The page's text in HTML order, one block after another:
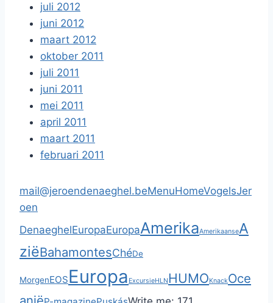
juli 2012
juni 2012
maart 2012
oktober 2011
juli 2011
juni 2011
mei 2011
april 2011
maart 2011
februari 2011
mail@jeroendenaeghel.beMenuHomeVogelsJer
oen
DenaeghelEuropaEuropaAmerikaAmerikaanseA
ziëBahamontesChéDe
MorgenEOSEuropa ExcursieHLNHUMOKnackOce